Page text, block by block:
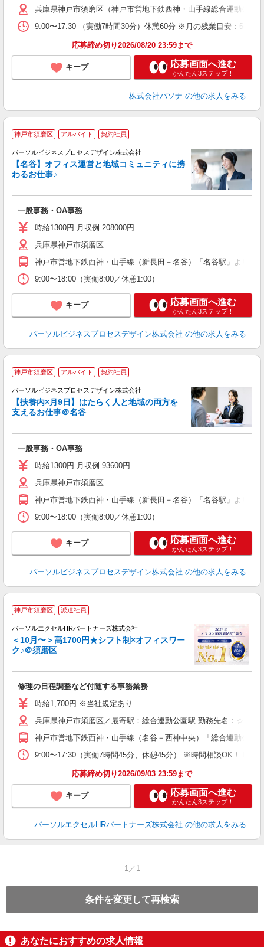
兵庫県神戸市須磨区（神戸市営地下鉄西神・山手線総合運動公園
9:00〜17:30 （実働7時間30分）休憩60分 ※月の残業目安：5時
応募締め切り2026/08/20 23:59まで
キープ 応募画面へ進む
かんたん3ステップ！
株式会社パソナ の他の求人をみる
神戸市須磨区 アルバイト 契約社員
パーソルビジネスプロセスデザイン株式会社
【名谷】オフィス運営と地域コミュニティに携
わるお仕事♪
一般事務・OA事務
時給1300円 月収例 208000円
兵庫県神戸市須磨区
神戸市営地下鉄西神・山手線（新長田－名谷）「名谷駅」より徒
9:00〜18:00（実働8:00／休憩1:00）
キープ 応募画面へ進む
かんたん3ステップ！
パーソルビジネスプロセスデザイン株式会社 の他の求人をみる
神戸市須磨区 アルバイト 契約社員
パーソルビジネスプロセスデザイン株式会社
【扶養内×月9日】はたらく人と地域の両方を
支えるお仕事＠名谷
一般事務・OA事務
時給1300円 月収例 93600円
兵庫県神戸市須磨区
神戸市営地下鉄西神・山手線（新長田－名谷）「名谷駅」より徒
9:00〜18:00（実働8:00／休憩1:00）
キープ 応募画面へ進む
かんたん3ステップ！
パーソルビジネスプロセスデザイン株式会社 の他の求人をみる
神戸市須磨区 派遣社員
パーソルエクセルHRパートナーズ株式会社
＜10月〜＞高1700円★シフト制×オフィスワー
ク♪＠須磨区
修理の日程調整など付随する事務業務
時給1,700円 ※当社規定あり
兵庫県神戸市須磨区／最寄駅：総合運動公園駅 勤務先名：☆パナ
神戸市営地下鉄西神・山手線（名谷－西神中央）「総合運動公園
9:00〜17:30（実働7時間45分、休憩45分） ※時間相談OK！ 時
応募締め切り2026/09/03 23:59まで
キープ 応募画面へ進む
かんたん3ステップ！
パーソルエクセルHRパートナーズ株式会社 の他の求人をみる
1／1
条件を変更して再検索
あなたにおすすめの求人情報